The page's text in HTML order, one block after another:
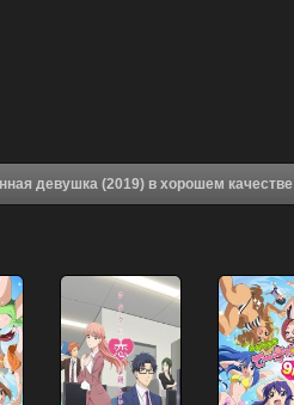
Аниме Ускоренная девушка (2019) в хорошем качестве